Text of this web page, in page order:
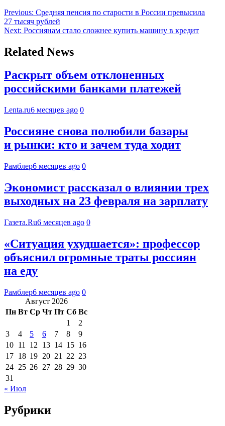
Previous: Средняя пенсия по старости в России превысила
27 тысяч рублей
Next: Россиянам стало сложнее купить машину в кредит
Related News
Раскрыт объем отклоненных
российскими банками платежей
Lenta.ru6 месяцев ago 0
Россияне снова полюбили базары
и рынки: кто и зачем туда ходит
Рамблер6 месяцев ago 0
Экономист рассказал о влиянии трех
выходных на 23 февраля на зарплату
Газета.Ru6 месяцев ago 0
«Ситуация ухудшается»: профессор
объяснил огромные траты россиян
на еду
Рамблер6 месяцев ago 0
Август 2026
Пн Вт Ср Чт Пт Сб Вс
1
2
3
4 5 6 7 8
9
10 11 12 13 14 15 16
17 18 19 20 21 22 23
24 25 26 27 28 29 30
31
« Июл
Рубрики